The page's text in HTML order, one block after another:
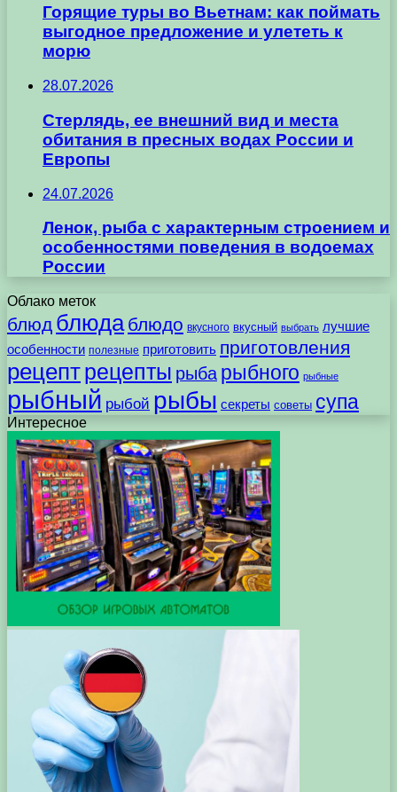
Горящие туры во Вьетнам: как поймать
выгодное предложение и улететь к
морю
28.07.2026
Стерлядь, ее внешний вид и места
обитания в пресных водах России и
Европы
24.07.2026
Ленок, рыба с характерным строением и
особенностями поведения в водоемах
России
Облако меток
блюд блюда блюдо вкусного вкусный выбрать лучшие
особенности полезные приготовить приготовления
рецептрецепты рыба рыбного рыбные
рыбный рыбой рыбы секреты советы супа
Интересное